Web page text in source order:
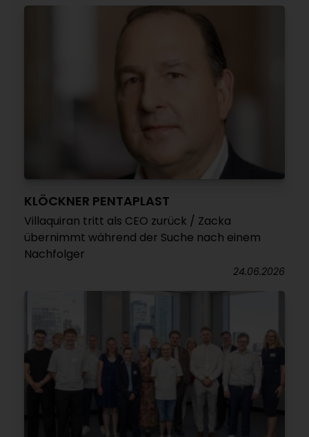
KLÖCKNER PENTAPLAST
Villaquiran tritt als CEO zurück / Zacka
übernimmt während der Suche nach einem
Nachfolger
24.06.2026